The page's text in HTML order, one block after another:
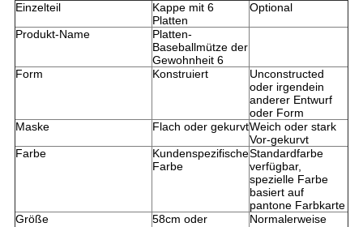
Einzelteil
Kappe mit 6
Platten
Optional
Produkt-Name
Platten-
Baseballmütze der
Gewohnheit 6
Form
Konstruiert
Unconstructed
oder irgendein
anderer Entwurf
oder Form
Maske
Flach oder gekurvtWeich oder stark
Vor-gekurvt
Farbe
Kundenspezifische
Farbe
Standardfarbe
verfügbar,
spezielle Farbe
basiert auf
pantone Farbkarte
Größe
58cm oder
Normalerweise